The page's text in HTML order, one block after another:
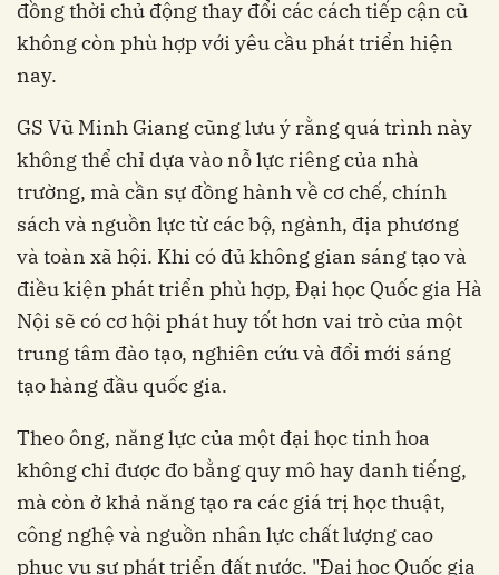
đồng thời chủ động thay đổi các cách tiếp cận cũ
không còn phù hợp với yêu cầu phát triển hiện
nay.
GS Vũ Minh Giang cũng lưu ý rằng quá trình này
không thể chỉ dựa vào nỗ lực riêng của nhà
trường, mà cần sự đồng hành về cơ chế, chính
sách và nguồn lực từ các bộ, ngành, địa phương
và toàn xã hội. Khi có đủ không gian sáng tạo và
điều kiện phát triển phù hợp, Đại học Quốc gia Hà
Nội sẽ có cơ hội phát huy tốt hơn vai trò của một
trung tâm đào tạo, nghiên cứu và đổi mới sáng
tạo hàng đầu quốc gia.
Theo ông, năng lực của một đại học tinh hoa
không chỉ được đo bằng quy mô hay danh tiếng,
mà còn ở khả năng tạo ra các giá trị học thuật,
công nghệ và nguồn nhân lực chất lượng cao
phục vụ sự phát triển đất nước. "Đại học Quốc gia